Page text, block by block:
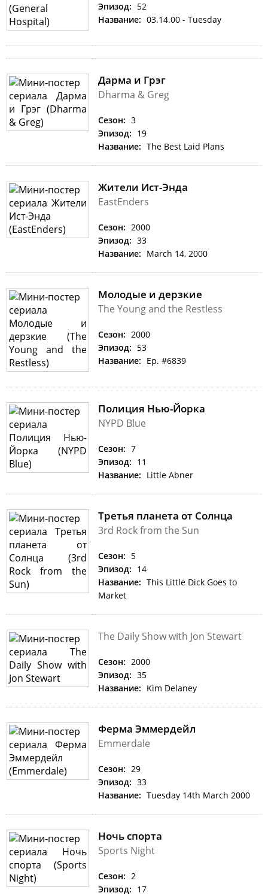
Эпизод: 52
Название: 03.14.00 - Tuesday
Дарма и Грэг
Dharma & Greg
Сезон: 3
Эпизод: 19
Название: The Best Laid Plans
Жители Ист-Энда
EastEnders
Сезон: 2000
Эпизод: 33
Название: March 14, 2000
Молодые и дерзкие
The Young and the Restless
Сезон: 2000
Эпизод: 53
Название: Ep. #6839
Полиция Нью-Йорка
NYPD Blue
Сезон: 7
Эпизод: 11
Название: Little Abner
Третья планета от Солнца
3rd Rock from the Sun
Сезон: 5
Эпизод: 14
Название: This Little Dick Goes to
Market
The Daily Show with Jon Stewart
Сезон: 2000
Эпизод: 35
Название: Kim Delaney
Ферма Эммердейл
Emmerdale
Сезон: 29
Эпизод: 33
Название: Tuesday 14th March 2000
Ночь спорта
Sports Night
Сезон: 2
Эпизод: 17